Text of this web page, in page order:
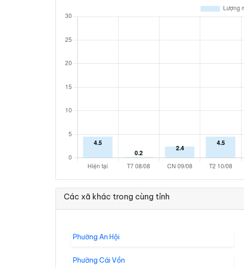
Các xã khác trong cùng tỉnh
Phường An Hội
Phường Cái Vồn